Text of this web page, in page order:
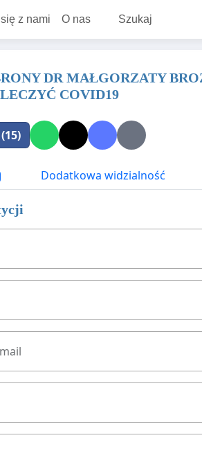
z nami O nas Szukaj
DR MAŁGORZATY
COVID19
Dodatkowa widzialność